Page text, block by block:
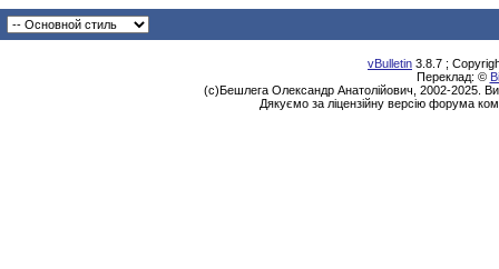
vBulletin 3.8.7 ;
Переклад: ©
(с)Бешлега Олександр Анатолійович, 2002-2025.
Дякуємо за ліцензійну версію форума